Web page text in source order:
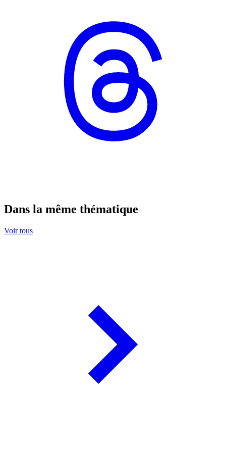
Dans la même thématique
Voir tous